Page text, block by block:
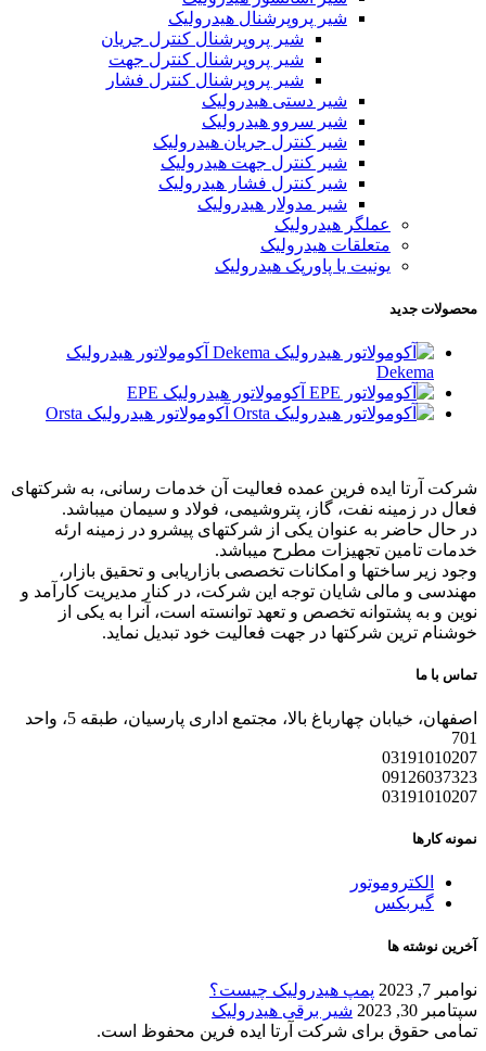
شیر پروپرشنال هیدرولیک
شیر پروپرشنال کنترل جریان
شیر پروپرشنال کنترل جهت
شیر پروپرشنال کنترل فشار
شیر دستی هیدرولیک
شیر سروو هیدرولیک
شیر کنترل جریان هیدرولیک
شیر کنترل جهت هیدرولیک
شیر کنترل فشار هیدرولیک
شیر مدولار هیدرولیک
عملگر هیدرولیک
متعلقات هیدرولیک
یونیت یا پاورپک هیدرولیک
محصولات جدید
آکومولاتور هیدرولیک
Dekema
آکومولاتور هیدرولیک EPE
آکومولاتور هیدرولیک Orsta
شرکت آرتا ایده فرین عمده فعالیت آن خدمات رسانی، به شرکتهای
فعال در زمینه نفت، گاز، پتروشیمی، فولاد و سیمان میباشد.
در حال حاضر به عنوان یکی از شرکتهای پیشرو در زمینه ارئه
خدمات تامین تجهیزات مطرح میباشد.
وجود زیر ساختها و امکانات تخصصی بازاریابی و تحقیق بازار،
مهندسی و مالی شایان توجه این شرکت، در کنار مدیریت کارآمد و
نوین و به پشتوانه تخصص و تعهد توانسته است، آنرا به یکی از
خوشنام ترین شرکتها در جهت فعالیت خود تبدیل نماید.
تماس با ما
اصفهان، خیابان چهارباغ بالا، مجتمع اداری پارسیان، طبقه 5، واحد
701
03191010207
09126037323
03191010207
نمونه کارها
الکتروموتور
گیربکس
آخرین نوشته ها
نوامبر 7, 2023
پمپ هیدرولیک چیست؟
سپتامبر 30, 2023
شیر برقی هیدرولیک
تمامی حقوق برای شرکت آرتا ایده فرین محفوظ است.